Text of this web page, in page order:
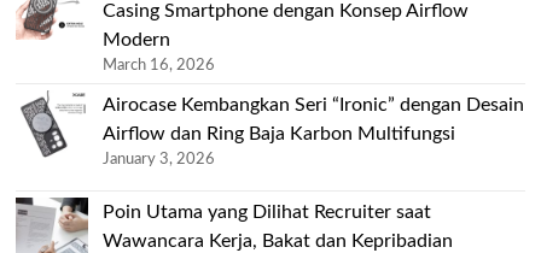
Casing Smartphone dengan Konsep Airflow
Modern
March 16, 2026
Airocase Kembangkan Seri “Ironic” dengan Desain
Airflow dan Ring Baja Karbon Multifungsi
January 3, 2026
Poin Utama yang Dilihat Recruiter saat
Wawancara Kerja, Bakat dan Kepribadian